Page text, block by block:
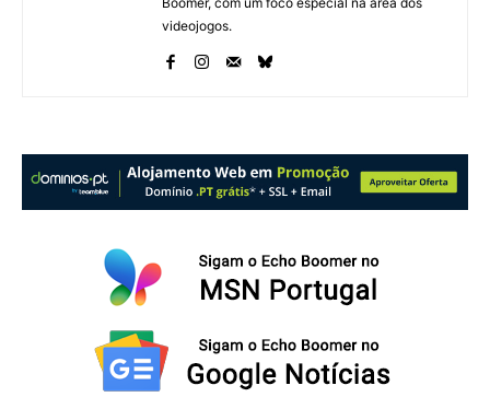
videojogos.